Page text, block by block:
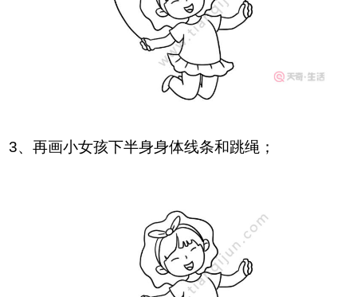
3、再画小女孩下半身身体线条和跳绳；